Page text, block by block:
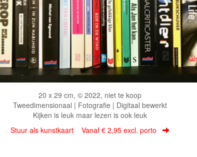
20 x 29 cm, © 2022, niet te koop
Tweedimensionaal | Fotografie | Digitaal bewerkt
Kijken is leuk maar lezen is ook leuk
Stuur als kunstkaart Vanaf € 2,95 excl. porto